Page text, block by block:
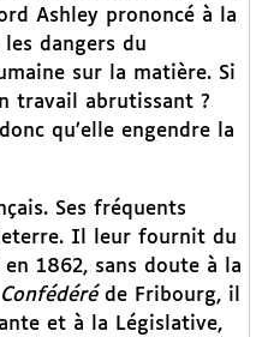
Ashley prononcé à la
dangers du
sur la matière. Si
travail abrutissant ?
qu’elle engendre la
Ses fréquents
Il leur fournit du
1862, sans doute à la
Confédéréde Fribourg, il
et à la Législative,